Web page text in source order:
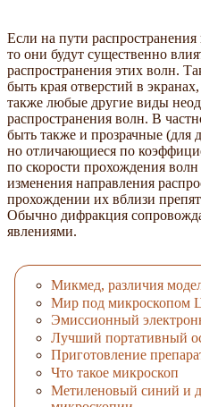
Если на пути
то они будут существенно
распространения этих волн.
быть края отверстий в
также любые другие виды
распространения волн. В
быть также и прозрачные (для
но отличающиеся по
по скорости прохождения
изменения направления
прохождении их вблизи
Обычно дифракция
явлениями.
Микмед, различия
Мир под микроскопом
Эмиссионный
Лучший портативный
Приготовление
Что такое микроскоп
Метиленовый синий и